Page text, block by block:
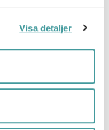
Visa detaljer